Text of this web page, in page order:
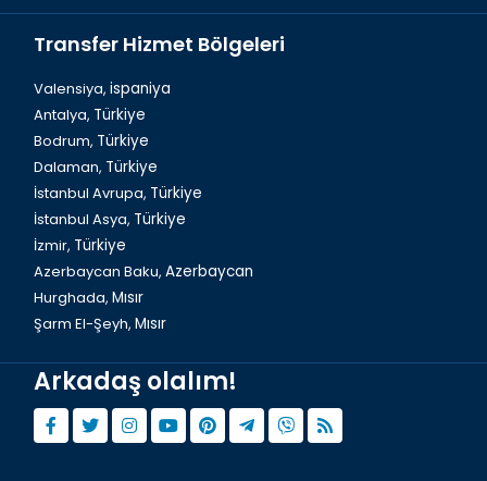
Transfer Hizmet Bölgeleri
Valensiya, ispaniya
Antalya, Türkiye
Bodrum, Türkiye
Dalaman, Türkiye
İstanbul Avrupa, Türkiye
İstanbul Asya, Türkiye
İzmir, Türkiye
Azerbaycan Baku, Azerbaycan
Hurghada, Mısır
Şarm El-Şeyh, Mısır
Arkadaş olalım!